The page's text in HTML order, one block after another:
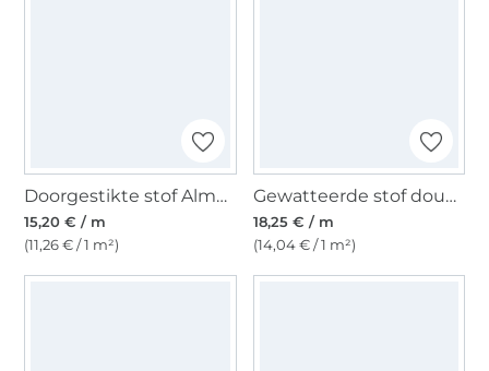
Doorgestikte stof Alma, donkerblauw
15,20 € / m
(11,26 € / 1 m²)
Gewatteerde stof doubleface Enjoy Bright Horizon Sweet Flowers, lichtfuchsia
18,25 € / m
(14,04 € / 1 m²)